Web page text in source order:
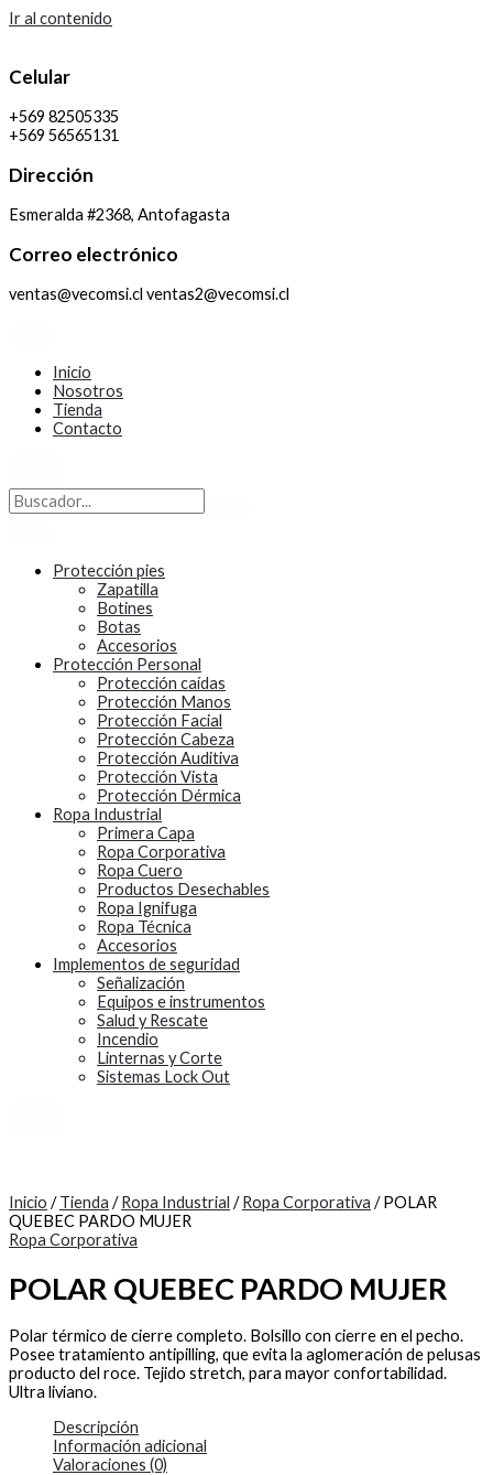
Ir al contenido
Celular
+569 82505335
+569 56565131
Dirección
Esmeralda #2368, Antofagasta
Correo electrónico
ventas@vecomsi.cl ventas2@vecomsi.cl
Inicio
Nosotros
Tienda
Contacto
Protección pies
Zapatilla
Botines
Botas
Accesorios
Protección Personal
Protección caídas
Protección Manos
Protección Facial
Protección Cabeza
Protección Auditiva
Protección Vista
Protección Dérmica
Ropa Industrial
Primera Capa
Ropa Corporativa
Ropa Cuero
Productos Desechables
Ropa Ignifuga
Ropa Técnica
Accesorios
Implementos de seguridad
Señalización
Equipos e instrumentos
Salud y Rescate
Incendio
Linternas y Corte
Sistemas Lock Out
Inicio /Tienda /Ropa Industrial /Ropa Corporativa / POLAR
QUEBEC PARDO MUJER
Ropa Corporativa
POLAR QUEBEC PARDO MUJER
Polar térmico de cierre completo. Bolsillo con cierre en el pecho.
Posee tratamiento antipilling, que evita la aglomeración de pelusas
producto del roce. Tejido stretch, para mayor confortabilidad.
Ultra liviano.
Descripción
Información adicional
Valoraciones (0)